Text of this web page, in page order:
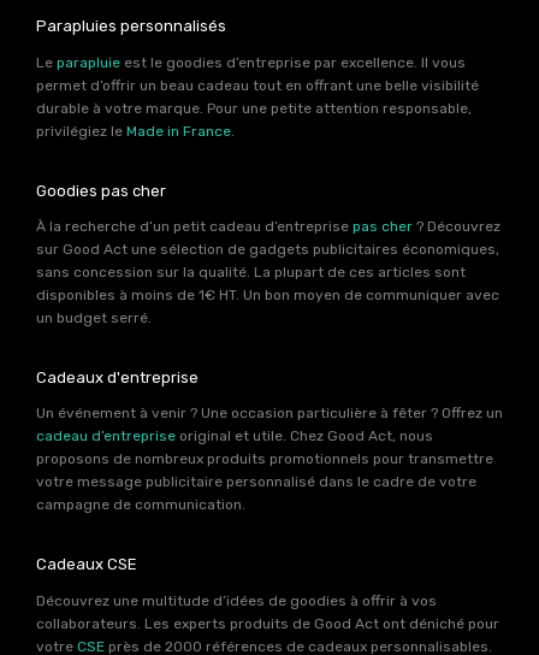
Parapluies personnalisés
Le parapluie est le goodies d’entreprise par excellence. Il vous
permet d’offrir un beau cadeau tout en offrant une belle visibilité
durable à votre marque. Pour une petite attention responsable,
privilégiez le Made in France
Goodies pas cher
À la recherche d’un petit cadeau d’entreprise pas cher ? Découvrez
sur Good Act une sélection de gadgets publicitaires économiques,
sans concession sur la qualité. La plupart de ces articles sont
disponibles à moins de 1€ HT. Un bon moyen de communiquer avec
un budget serré.
Cadeaux d'entreprise
Un événement à venir ? Une occasion particulière à fêter ? Offrez un
cadeau d’entreprise original et utile. Chez Good Act, nous
proposons de nombreux produits promotionnels pour transmettre
votre message publicitaire personnalisé dans le cadre de votre
campagne de communication.
Cadeaux CSE
Découvrez une multitude d’idées de goodies à offrir à vos
collaborateurs. Les experts produits de Good Act ont déniché pour
votre CSE près de 2000 références de cadeaux personnalisables.